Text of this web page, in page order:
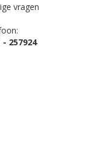
vragen
- 257924